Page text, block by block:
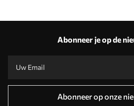
Abonneer je op de
Abonneer op onze